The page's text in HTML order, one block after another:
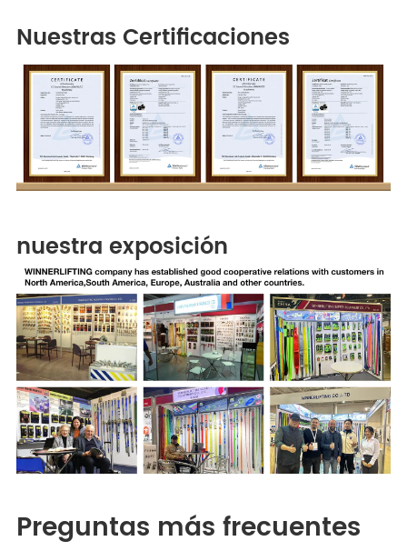
Nuestras Certificaciones
nuestra exposición
Preguntas más frecuentes